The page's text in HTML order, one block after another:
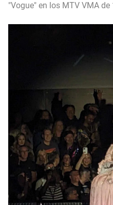
"Vogue" en los MTV VMA de